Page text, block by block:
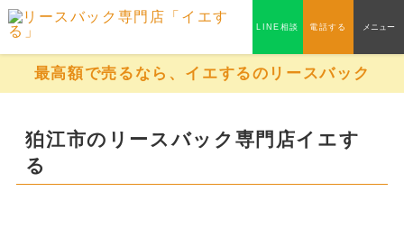
LINE相談 電話する メニュー
最高額で売るなら、イエするのリースバック
狛江市のリースバック専門店イエす
る